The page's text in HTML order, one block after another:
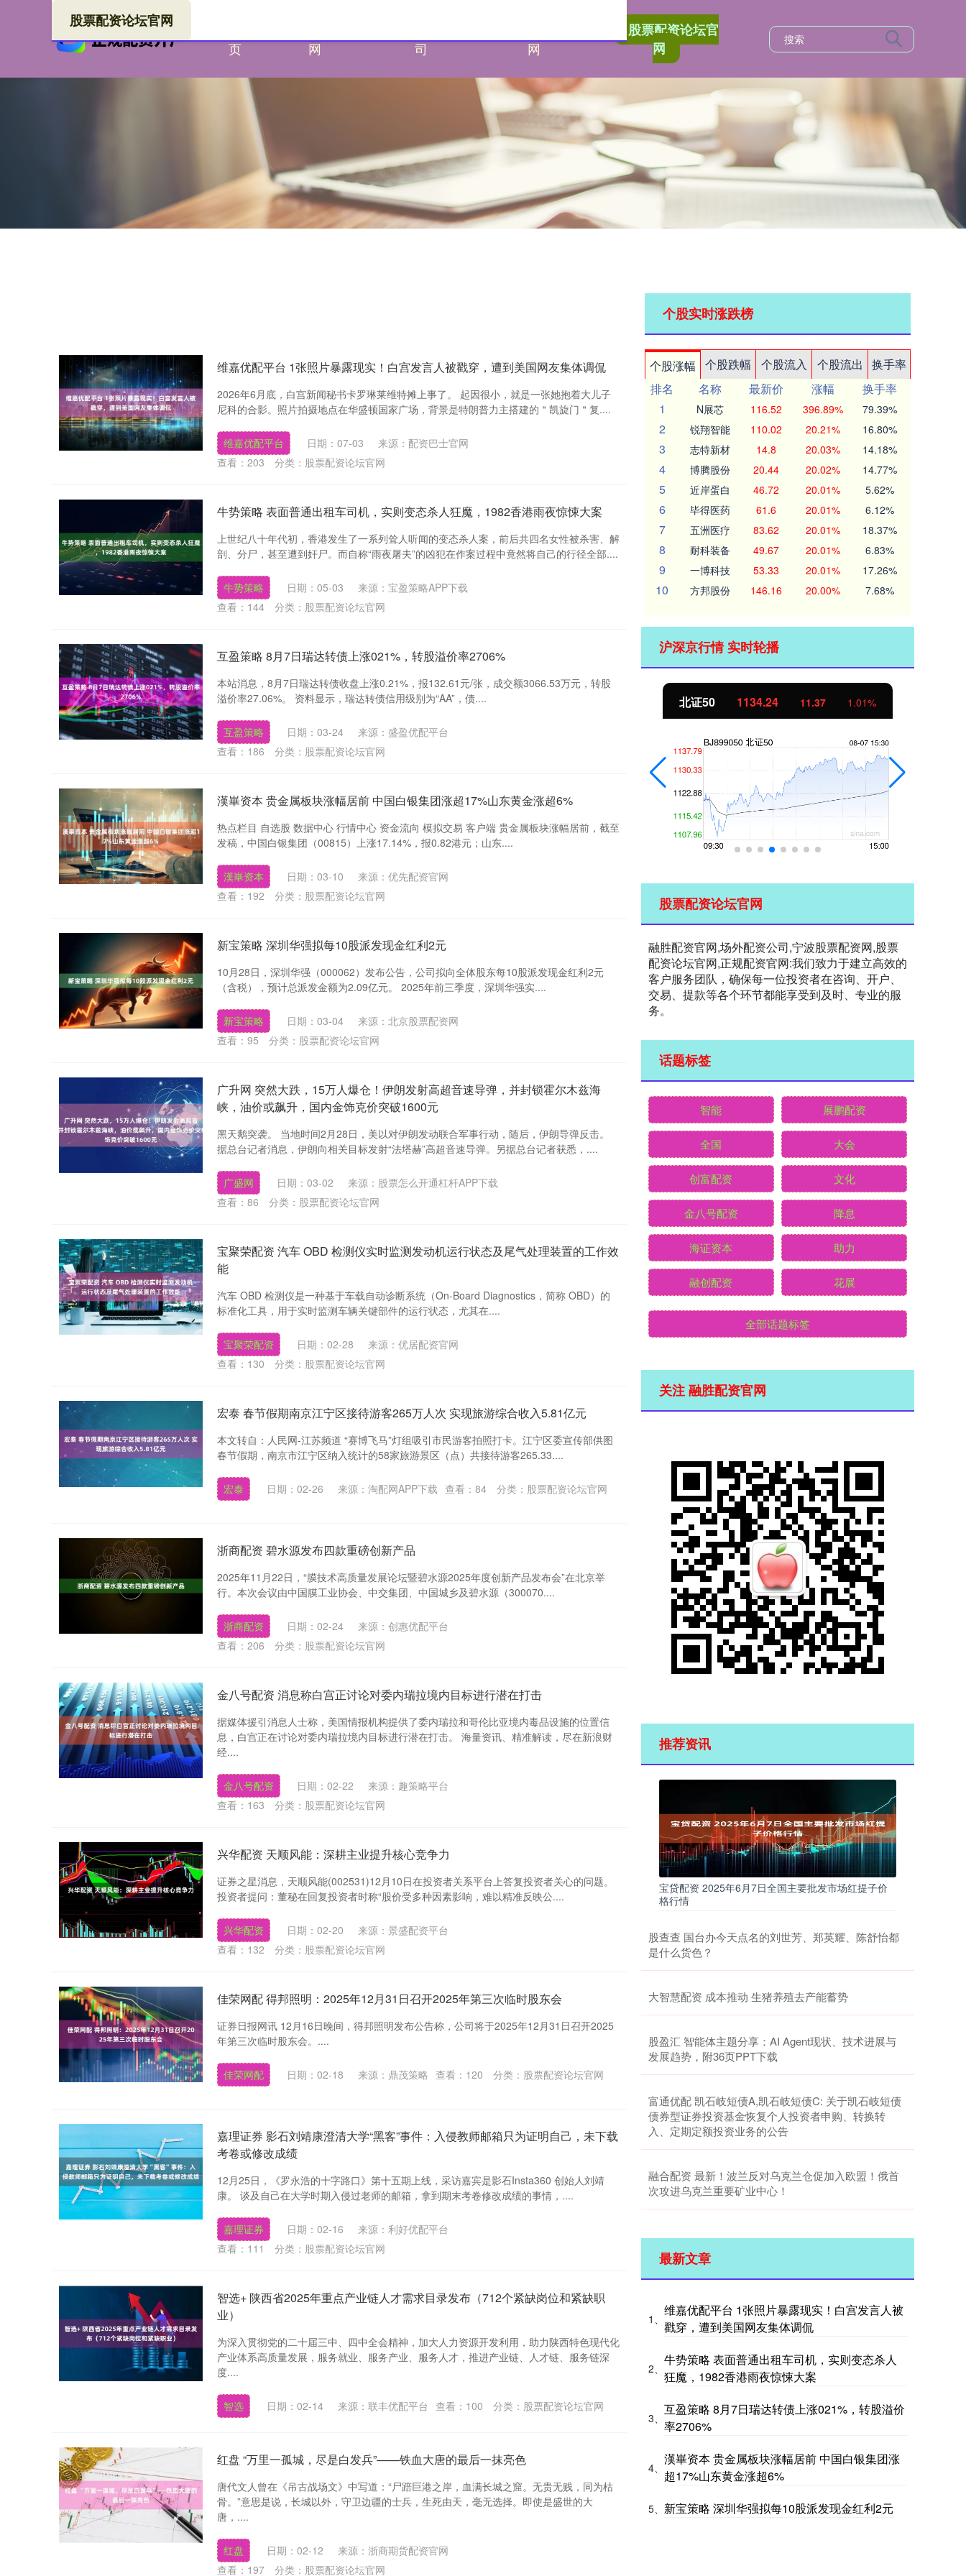
页
网
司
网
股票配资论坛官
网
股票配资论坛官网
维嘉优配平台 1张照片暴露现实！白宫发言人被戳穿，遭到美国网友集体调侃
2026年6月底，白宫新闻秘书卡罗琳莱维特摊上事了。 起因很小，就是一张她抱着大儿子
尼科的合影。照片拍摄地点在华盛顿国家广场，背景是特朗普力主搭建的＂凯旋门＂复....
维嘉优配平台 日期：07-03
来源：配资巴士官网
查看： 203 分类： 股票配资论坛官网
牛势策略 表面普通出租车司机，实则变态杀人狂魔，1982香港雨夜惊悚大案
上世纪八十年代初，香港发生了一系列耸人听闻的变态杀人案，前后共四名女性被杀害、解
剖、分尸，甚至遭到奸尸。而自称“雨夜屠夫”的凶犯在作案过程中竟然将自己的行径全部....
牛势策略 日期：05-03
来源：宝盈策略APP下载
查看： 144 分类： 股票配资论坛官网
互盈策略 8月7日瑞达转债上涨021%，转股溢价率2706%
本站消息，8月7日瑞达转债收盘上涨0.21%，报132.61元/张，成交额3066.53万元，转股
溢价率27.06%。 资料显示，瑞达转债信用级别为“AA”，债....
互盈策略 日期：03-24
来源：盛盈优配平台
查看： 186 分类： 股票配资论坛官网
漢崋资本 贵金属板块涨幅居前 中国白银集团涨超17%山东黄金涨超6%
热点栏目 自选股 数据中心 行情中心 资金流向 模拟交易 客户端 贵金属板块涨幅居前，截至
发稿，中国白银集团（00815）上涨17.14%，报0.82港元；山东....
漢崋资本 日期：03-10
来源：优先配资官网
查看： 192 分类： 股票配资论坛官网
新宝策略 深圳华强拟每10股派发现金红利2元
10月28日，深圳华强（000062）发布公告，公司拟向全体股东每10股派发现金红利2元
（含税），预计总派发金额为2.09亿元。 2025年前三季度，深圳华强实....
新宝策略 日期：03-04
来源：北京股票配资网
查看： 95 分类： 股票配资论坛官网
广升网 突然大跌，15万人爆仓！伊朗发射高超音速导弹，并封锁霍尔木兹海
峡，油价或飙升，国内金饰克价突破1600元
黑天鹅突袭。 当地时间2月28日，美以对伊朗发动联合军事行动，随后，伊朗导弹反击。
据总台记者消息，伊朗向相关目标发射“法塔赫”高超音速导弹。另据总台记者获悉，....
广盛网 日期：03-02
来源：股票怎么开通杠杆APP下载
查看： 86 分类： 股票配资论坛官网
宝聚荣配资 汽车 OBD 检测仪实时监测发动机运行状态及尾气处理装置的工作效
能
汽车 OBD 检测仪是一种基于车载自动诊断系统（On-Board Diagnostics，简称 OBD）的
标准化工具，用于实时监测车辆关键部件的运行状态，尤其在....
宝聚荣配资 日期：02-28
来源：优居配资官网
查看： 130 分类： 股票配资论坛官网
宏泰 春节假期南京江宁区接待游客265万人次 实现旅游综合收入5.81亿元
本文转自：人民网-江苏频道 “赛博飞马”灯组吸引市民游客拍照打卡。江宁区委宣传部供图
春节假期，南京市江宁区纳入统计的58家旅游景区（点）共接待游客265.33....
宏泰 日期：02-26 来源：淘配网APP下载 查看： 84 分类： 股票配资论坛官网
浙商配资 碧水源发布四款重磅创新产品
2025年11月22日，“膜技术高质量发展论坛暨碧水源2025年度创新产品发布会”在北京举
行。本次会议由中国膜工业协会、中交集团、中国城乡及碧水源（300070....
浙商配资 日期：02-24
来源：创惠优配平台
查看： 206 分类： 股票配资论坛官网
金八号配资 消息称白宫正讨论对委内瑞拉境内目标进行潜在打击
据媒体援引消息人士称，美国情报机构提供了委内瑞拉和哥伦比亚境内毒品设施的位置信
息，白宫正在讨论对委内瑞拉境内目标进行潜在打击。 海量资讯、精准解读，尽在新浪财
经....
金八号配资 日期：02-22
来源：趣策略平台
查看： 163 分类： 股票配资论坛官网
兴华配资 天顺风能：深耕主业提升核心竞争力
证券之星消息，天顺风能(002531)12月10日在投资者关系平台上答复投资者关心的问题。
投资者提问：董秘在回复投资者时称“股价受多种因素影响，难以精准反映公....
兴华配资 日期：02-20
来源：景盛配资平台
查看： 132 分类： 股票配资论坛官网
佳荣网配 得邦照明：2025年12月31日召开2025年第三次临时股东会
证券日报网讯 12月16日晚间，得邦照明发布公告称，公司将于2025年12月31日召开2025
年第三次临时股东会。....
佳荣网配 日期：02-18 来源：鼎茂策略 查看： 120 分类： 股票配资论坛官网
嘉理证券 影石刘靖康澄清大学“黑客”事件：入侵教师邮箱只为证明自己，未下载
考卷或修改成绩
12月25日，《罗永浩的十字路口》第十五期上线，采访嘉宾是影石Insta360 创始人刘靖
康。 谈及自己在大学时期入侵过老师的邮箱，拿到期末考卷修改成绩的事情，....
嘉理证券 日期：02-16
来源：利好优配平台
查看： 111 分类： 股票配资论坛官网
智选+ 陕西省2025年重点产业链人才需求目录发布（712个紧缺岗位和紧缺职
业）
为深入贯彻党的二十届三中、四中全会精神，加大人力资源开发利用，助力陕西特色现代化
产业体系高质量发展，服务就业、服务产业、服务人才，推进产业链、人才链、服务链深
度....
智选 日期：02-14 来源：联丰优配平台 查看： 100 分类： 股票配资论坛官网
红盘 “万里一孤城，尽是白发兵”——铁血大唐的最后一抹亮色
唐代文人曾在《吊古战场文》中写道：“尸踣巨港之岸，血满长城之窟。无贵无贱，同为枯
骨。”意思是说，长城以外，守卫边疆的士兵，生死由天，毫无选择。即使是盛世的大
唐，....
红盘 日期：02-12
来源：浙商期货配资官网
查看： 197 分类： 股票配资论坛官网
个股实时涨跌榜
个股涨幅 个股跌幅 个股流入 个股流出
换手率
排名
名称 最新价 涨幅
换手率
1
N展芯 116.52 396.89% 79.39%
2 锐翔智能 110.02 20.21% 16.80%
3 志特新材 14.8 20.03% 14.18%
4 博腾股份 20.44 20.02% 14.77%
5 近岸蛋白 46.72 20.01% 5.62%
6 毕得医药 61.6 20.01% 6.12%
7 五洲医疗 83.62 20.01% 18.37%
8 耐科装备 49.67 20.01% 6.83%
9 一博科技 53.33 20.01% 17.26%
10 方邦股份 146.16 20.00% 7.68%
沪深京行情 实时轮播
1.02% 深证成指 14311.01 200.89 1.42% 沪深300 4694.44 北证50 1134.24 11.37 1.01%
股票配资论坛官网
融胜配资官网,场外配资公司,宁波股票配资网,股票
配资论坛官网,正规配资官网:我们致力于建立高效的
客户服务团队，确保每一位投资者在咨询、开户、
交易、提款等各个环节都能享受到及时、专业的服
务。
话题标签
智能 展鹏配资
全国 大会
创富配资 文化
金八号配资 降息
海证资本 助力
融创配资 花展
全部话题标签
关注 融胜配资官网
推荐资讯
宝贷配资 2025年6月7日全国主要批发市场红提子价
格行情
股查查 国台办今天点名的刘世芳、郑英耀、陈舒怡都
是什么货色？
大智慧配资 成本推动 生猪养殖去产能蓄势
股盈汇 智能体主题分享：AI Agent现状、技术进展与
发展趋势，附36页PPT下载
富通优配 凯石岐短债A,凯石岐短债C: 关于凯石岐短债
债券型证券投资基金恢复个人投资者申购、转换转
入、定期定额投资业务的公告
融合配资 最新！波兰反对乌克兰仓促加入欧盟！俄首
次攻进乌克兰重要矿业中心！
最新文章
1、
维嘉优配平台 1张照片暴露现实！白宫发言人被
戳穿，遭到美国网友集体调侃
2、
牛势策略 表面普通出租车司机，实则变态杀人
狂魔，1982香港雨夜惊悚大案
3、
互盈策略 8月7日瑞达转债上涨021%，转股溢价
率2706%
4、
漢崋资本 贵金属板块涨幅居前 中国白银集团涨
超17%山东黄金涨超6%
5、 新宝策略 深圳华强拟每10股派发现金红利2元